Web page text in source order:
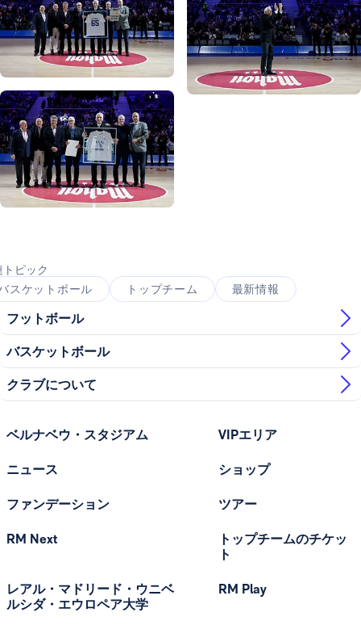
トピック
スケットボール
トップチーム 最新情報
フットボール
バスケットボール
クラブについて
ベルナベウ・スタジアム
ニュース
ファンデーション
RM Next
レアル・マドリード・ウニベ
ルシダ・エウロペア大学
VIPエリア
ショップ
ツアー
トップチームのチケッ
ト
RM Play